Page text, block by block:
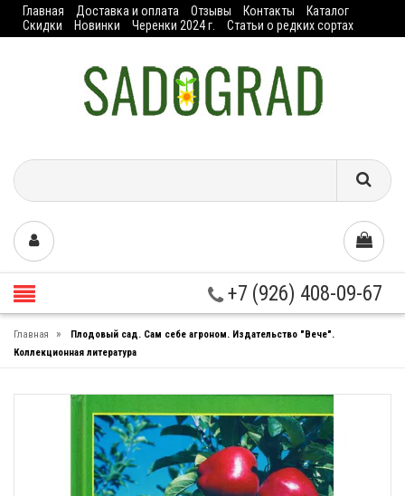
Главная Доставка и оплата Отзывы Контакты
Каталог
Скидки
Новинки Черенки 2024 г. Статьи о редких сортах
+7 (926) 408-09-67
Главная »
Плодовый сад. Сам себе агроном. Издательство "Вече".
Коллекционная литература